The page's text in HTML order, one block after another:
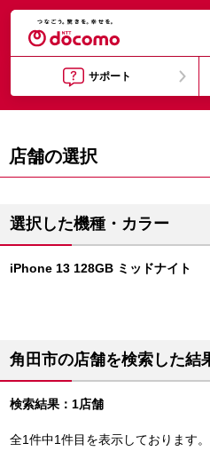
サポート
店舗の選択
選択した機種・カラー
iPhone 13 128GB ミッドナイト
角田市の店舗を検索した結
検索結果：1店舗
全1件中1件目を表示しております